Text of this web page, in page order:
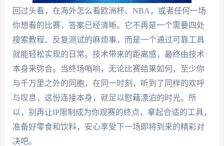
回过头看，在海外怎么看欧洲杯、NBA，或者任何一场
你想看的比赛，答案已经清晰。它不再是一个需要四处
搜索教程、反复测试的麻烦事，而是一个通过可靠工具
就能轻松实现的日常。技术带来的距离感，最终由技术
本身来弥合。当终场哨响，无论比赛结果如何，至少你
与千万里之外的同胞，在同一时刻，听到了同样的欢呼
与叹息，这份连接本身，就足以慰藉漂泊的时光。所
以，别再让IP限制成为你观赛的终点，拿起合适的工具，
准备好零食和饮料，安心享受下一场即将到来的精彩对
决吧。